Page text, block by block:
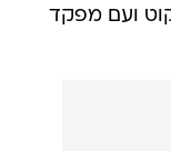
ועם מפקד